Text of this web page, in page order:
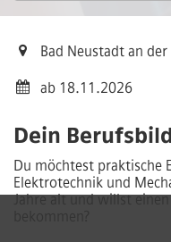
Bad Neustadt an der
ab 18.11.2026
Dein
Du möchtest praktische
Elektrotechnik und
Jahre alt und willst